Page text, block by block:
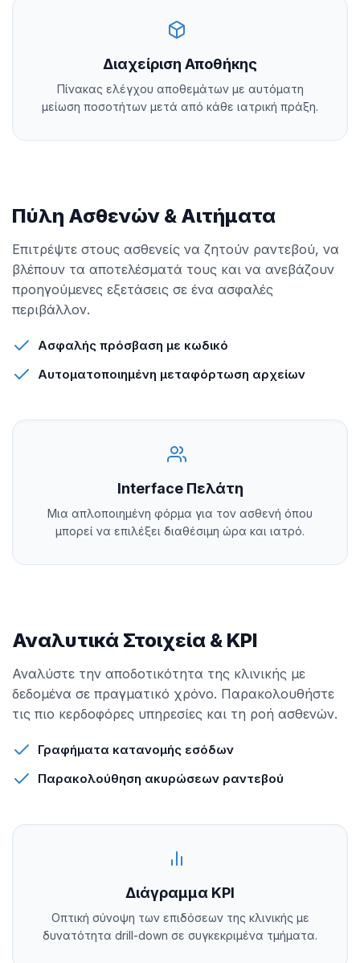
Διαχείριση Αποθήκης
Πίνακας ελέγχου αποθεμάτων με αυτόματη
μείωση ποσοτήτων μετά από κάθε ιατρική πράξη.
Πύλη Ασθενών & Αιτήματα
Επιτρέψτε στους ασθενείς να ζητούν ραντεβού, να
βλέπουν τα αποτελέσματά τους και να ανεβάζουν
προηγούμενες εξετάσεις σε ένα ασφαλές
περιβάλλον.
Ασφαλής πρόσβαση με κωδικό
Αυτοματοποιημένη μεταφόρτωση αρχείων
Interface Πελάτη
Μια απλοποιημένη φόρμα για τον ασθενή όπου
μπορεί να επιλέξει διαθέσιμη ώρα και ιατρό.
Αναλυτικά Στοιχεία & KPI
Αναλύστε την αποδοτικότητα της κλινικής με
δεδομένα σε πραγματικό χρόνο. Παρακολουθήστε
τις πιο κερδοφόρες υπηρεσίες και τη ροή ασθενών.
Γραφήματα κατανομής εσόδων
Παρακολούθηση ακυρώσεων ραντεβού
Διάγραμμα KPI
Οπτική σύνοψη των επιδόσεων της κλινικής με
δυνατότητα drill-down σε συγκεκριμένα τμήματα.